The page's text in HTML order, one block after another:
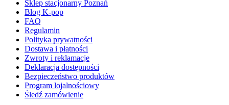
Sklep stacjonarny Poznań
Blog K-pop
FAQ
Regulamin
Polityka prywatności
Dostawa i płatności
Zwroty i reklamacje
Deklaracja dostępności
Bezpieczeństwo produktów
Program lojalnościowy
Śledź zamówienie